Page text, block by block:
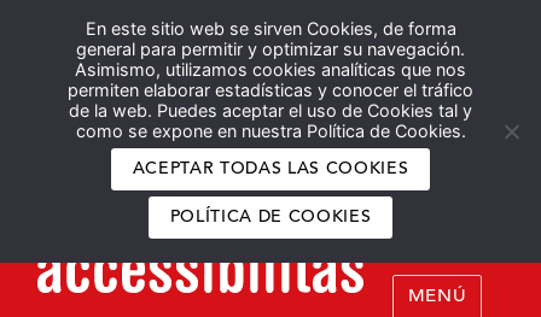
En este sitio web se sirven Cookies, de forma
general para permitir y optimizar su navegación.
Asimismo, utilizamos cookies analíticas que nos
permiten elaborar estadísticas y conocer el tráfico
de la web. Puedes aceptar el uso de Cookies tal y
como se expone en nuestra Política de Cookies.
ACEPTAR TODAS LAS COOKIES
POLÍTICA DE COOKIES
Español English
MENÚ